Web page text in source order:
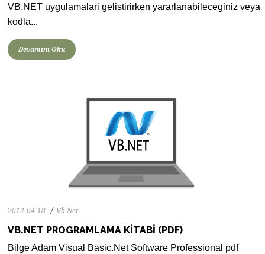
VB.NET uygulamalari gelistirirken yararlanabileceginiz veya
kodla...
Devamını Oku
2012-04-18 Vb.Net
VB.NET PROGRAMLAMA KITABI (PDF)
Bilge Adam Visual Basic.Net Software Professional pdf
3633 0
0 1778 0